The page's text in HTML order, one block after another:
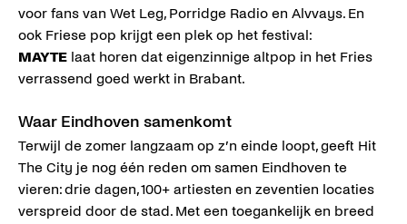
voor fans van Wet Leg, Porridge Radio en Alvvays. En
ook Friese pop krijgt een plek op het festival:
MAYTE laat horen dat eigenzinnige altpop in het Fries
verrassend goed werkt in Brabant.
Waar Eindhoven samenkomt
Terwijl de zomer langzaam op z’n einde loopt, geeft Hit
The City je nog één reden om samen Eindhoven te
vieren: drie dagen, 100+ artiesten en zeventien locaties
verspreid door de stad. Met een toegankelijk en breed